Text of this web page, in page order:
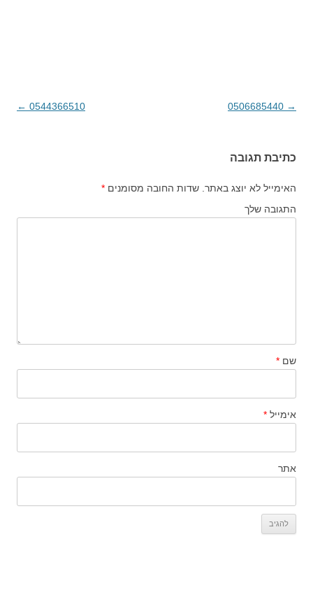
ניווט בפוסטים
→
0544366510
←
כתיבת תגובה
האימייל לא יוצג באתר. שדות החובה מסומנים *
התגובה שלך
שם *
אימייל *
אתר